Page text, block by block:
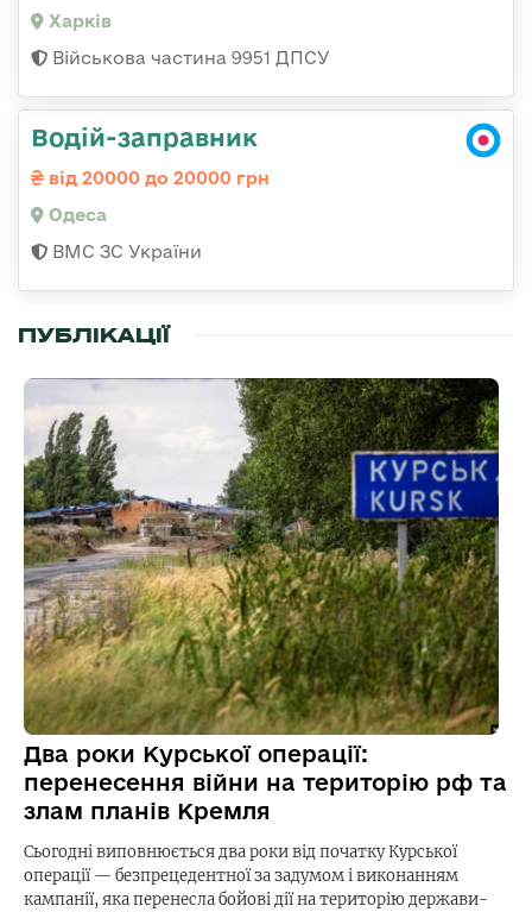
Харків
Військова частина 9951 ДПСУ
Водій-заправник
від 20000 до 20000 грн
Одеса
ВМС ЗС України
ПУБЛІКАЦІЇ
Два роки Курської операції:
перенесення війни на територію рф та
злам планів Кремля
Сьогодні виповнюється два роки від початку Курської
операції — безпрецедентної за задумом і виконанням
кампанії, яка перенесла бойові дії на територію держави-